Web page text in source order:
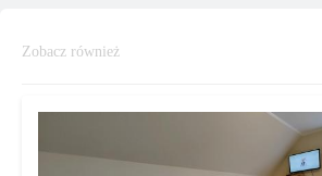
Zobacz również